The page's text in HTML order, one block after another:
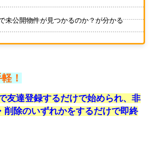
未公開物件が見つかるのか？が分かる
！
友達登録するだけで始められ、非
削除のいずれかをするだけで即終